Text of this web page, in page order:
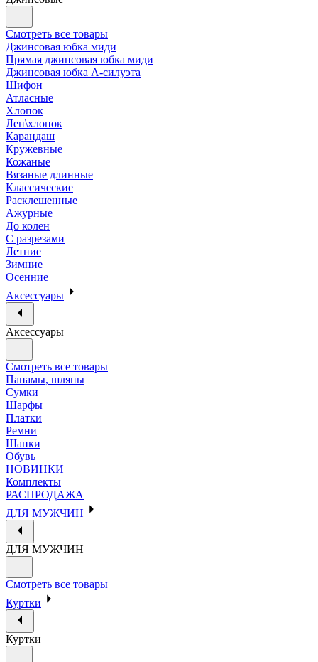
Смотреть все товары
Джинсовая юбка миди
Прямая джинсовая юбка миди
Джинсовая юбка А-силуэта
Шифон
Атласные
Хлопок
Лен\хлопок
Карандаш
Кружевные
Кожаные
Вязаные длинные
Классические
Расклешенные
Ажурные
До колен
С разрезами
Летние
Зимние
Осенние
Аксессуары
Аксессуары
Смотреть все товары
Панамы, шляпы
Сумки
Шарфы
Платки
Ремни
Шапки
Обувь
НОВИНКИ
Комплекты
РАСПРОДАЖА
ДЛЯ МУЖЧИН
ДЛЯ МУЖЧИН
Смотреть все товары
Куртки
Куртки